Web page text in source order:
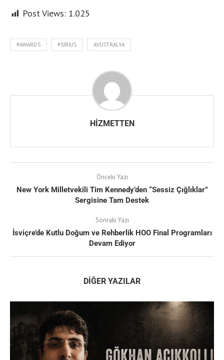
Post Views: 1.025
#AWARDS #SIRIUS AVUSTRALYA
HIZMETTEN
Önceki Yazı
New York Milletvekili Tim Kennedy’den “Sessiz Çığlıklar”
Sergisine Tam Destek
Sonraki Yazı
İsviçre’de Kutlu Doğum ve Rehberlik HOO Final Programları
Devam Ediyor
DIĞER YAZILAR